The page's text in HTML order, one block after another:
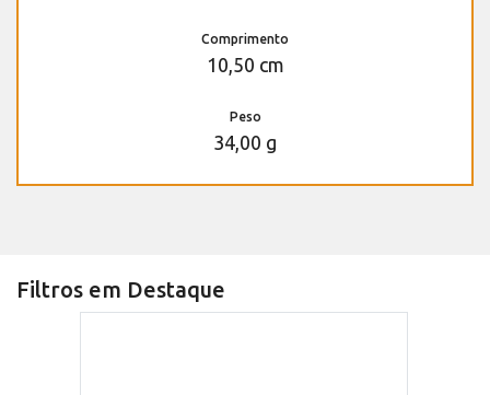
Comprimento
10,50 cm
Peso
34,00 g
Filtros em Destaque